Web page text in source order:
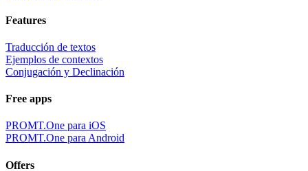
Features
Traducción de textos
Ejemplos de contextos
Conjugación y Declinación
Free apps
PROMT.One para iOS
PROMT.One para Android
Offers